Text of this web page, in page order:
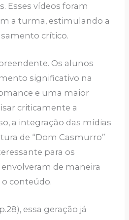
Esses vídeos foram
a turma, estimulando a
crítico.
Os alunos
significativo na
e uma maior
criticamente a
a integração das mídias
de “Dom Casmurro”
para os
de maneira
o conteúdo.
essa geração já